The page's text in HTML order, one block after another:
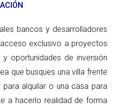
mantener una empresa implica
registro, contabilidad y
costos pueden sumar
adecuadamente.
bancos y desarrolladores
exclusivo a proyectos
y oportunidades de inversión
que busques una villa frente
para alquilar o una casa para
a hacerlo realidad de forma